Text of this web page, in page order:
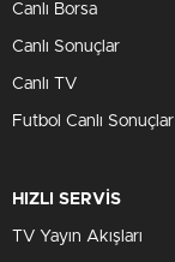
Canlı Borsa
Canlı Sonuçlar
Canlı TV
Futbol Canlı Sonuçlar
HIZLI SERVİS
TV Yayın Akışları